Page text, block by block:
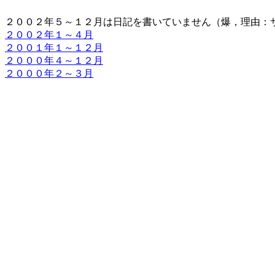
２００２年５～１２月は日記を書いていません（爆，理由：
２００２年１～４月
２００１年１～１２月
２０００年４～１２月
２０００年２～３月